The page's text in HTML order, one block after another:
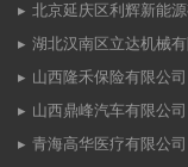
北京延庆区利辉新能
湖北汉南区立达机械有
山西隆禾保险有限公司
山西鼎峰汽车有限公司
青海高华医疗有限公司